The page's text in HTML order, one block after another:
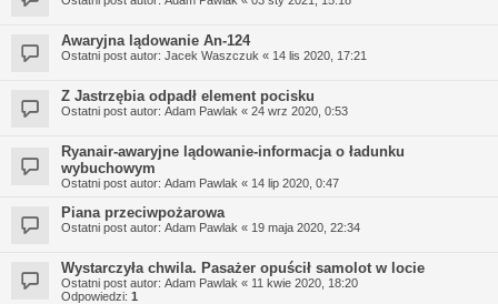
Awaryjna lądowanie An-124
Ostatni post autor: Jacek Waszczuk « 14 lis 2020, 17:21
Z Jastrzębia odpadł element pocisku
Ostatni post autor: Adam Pawlak « 24 wrz 2020, 0:53
Ryanair-awaryjne lądowanie-informacja o ładunku
wybuchowym
Ostatni post autor: Adam Pawlak « 14 lip 2020, 0:47
Piana przeciwpożarowa
Ostatni post autor: Adam Pawlak « 19 maja 2020, 22:34
Wystarczyła chwila. Pasażer opuścił samolot w locie
Ostatni post autor: Adam Pawlak « 11 kwie 2020, 18:20
Odpowiedzi: 1